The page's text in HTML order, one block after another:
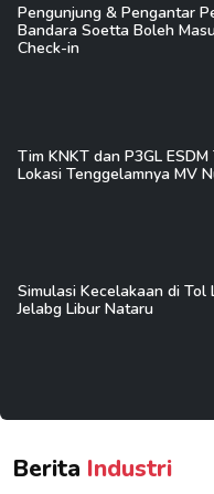
Pengunjung & Pengantar
Bandara Soetta Boleh
Check-in
Tim KNKT dan P3GL ESDM
Lokasi Tenggelamnya MV
Simulasi Kecelakaan di Tol
Jelabg Libur Nataru
Berita Industri